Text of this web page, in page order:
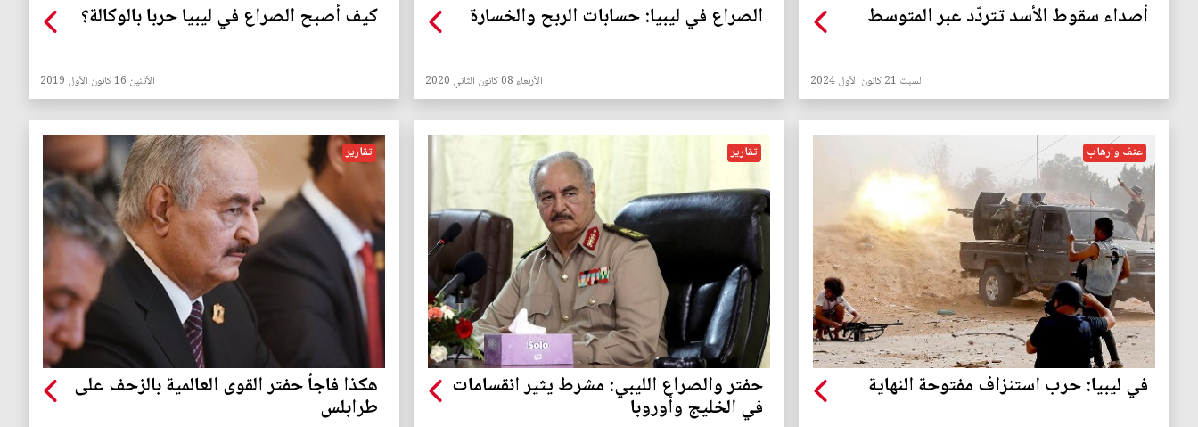
أصداء سقوط الأسد تتردّد عبر المتوسط
السبت 21 كانون الأول 2024
الصراع في ليبيا: حسابات الربح والخسارة
الأربعاء 08 كانون الثاني 2020
كيف أصبح الصراع في ليبيا حربا بالوكالة؟
الأثنين 16 كانون الأول 2019
عنف وارهاب
في ليبيا: حرب استنزاف مفتوحة النهاية
تقارير
حفتر والصراع الليبي: مشرط يثير انقسامات
في الخليج وأوروبا
تقارير
هكذا فاجأ حفتر القوى العالمية بالزحف على
طرابلس